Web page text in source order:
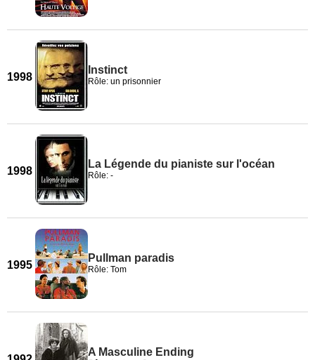
1998
Instinct
Rôle: un prisonnier
1998
La Légende du pianiste sur l'océan
Rôle: -
1995
Pullman paradis
Rôle: Tom
A Masculine Ending